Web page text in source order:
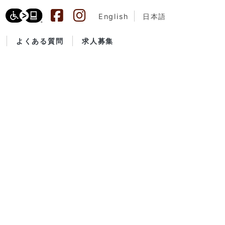
English 日本語
よくある質問 求人募集